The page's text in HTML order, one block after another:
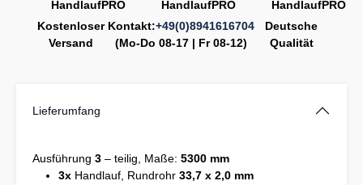
Kostenloser
Versand
Kontakt:+49(0)8941616704
(Mo-Do 08-17 | Fr 08-12)
Deutsche
Qualität
Lieferumfang
Ausführung 3 – teilig, Maße: 5300 mm
3x Handlauf, Rundrohr 33,7 x 2,0 mm